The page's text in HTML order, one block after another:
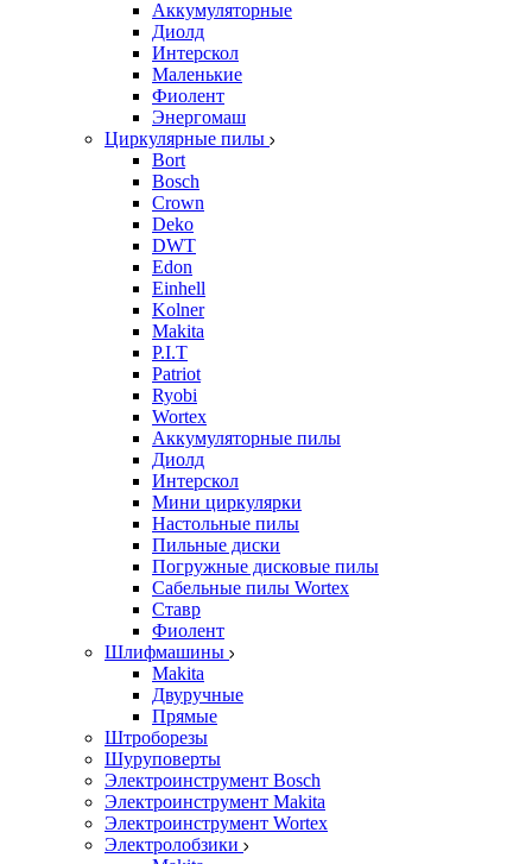
Аккумуляторные
Диолд
Интерскол
Маленькие
Фиолент
Энергомаш
Циркулярные пилы
Bort
Bosch
Crown
Deko
DWT
Edon
Einhell
Kolner
Makita
P.I.T
Patriot
Ryobi
Wortex
Аккумуляторные пилы
Диолд
Интерскол
Мини циркулярки
Настольные пилы
Пильные диски
Погружные дисковые пилы
Сабельные пилы Wortex
Ставр
Фиолент
Шлифмашины
Makita
Двуручные
Прямые
Штроборезы
Шуруповерты
Электроинструмент Bosch
Электроинструмент Makita
Электроинструмент Wortex
Электролобзики